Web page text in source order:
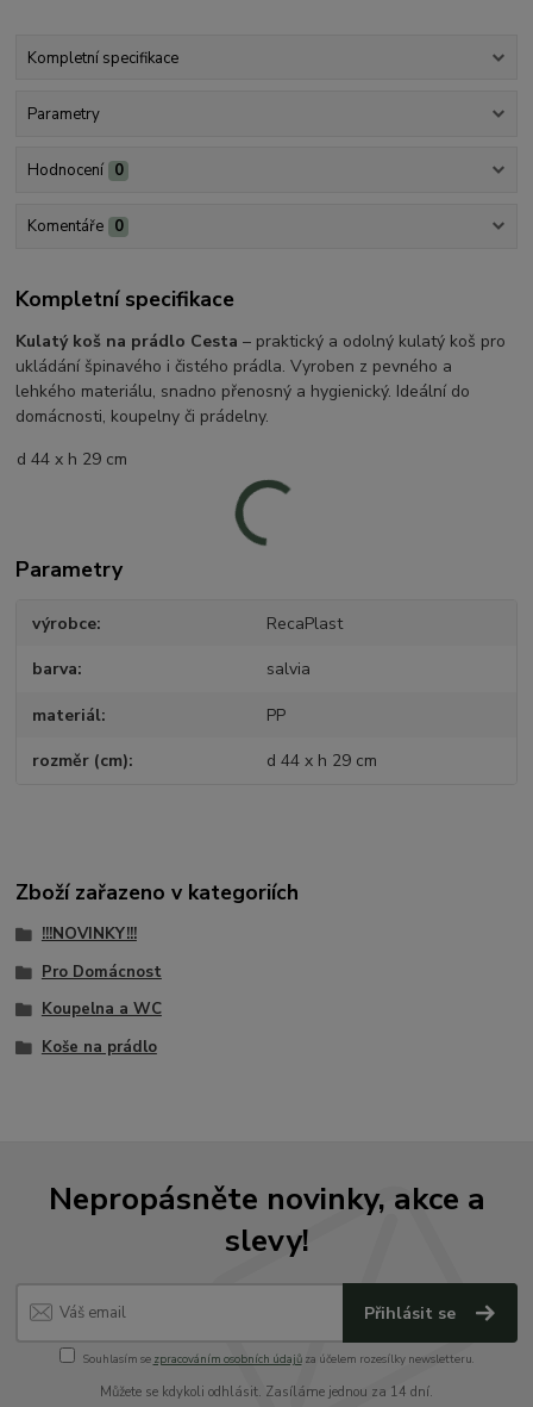
Kompletní specifikace
Parametry
Hodnocení 0
Komentáře 0
Kompletní specifikace
Kulatý koš na prádlo Cesta – praktický a odolný kulatý koš pro
ukládání špinavého i čistého prádla. Vyroben z pevného a
lehkého materiálu, snadno přenosný a hygienický. Ideální do
domácnosti, koupelny či prádelny.
d 44 x h 29 cm
Parametry
výrobce RecaPlast
barva salvia
materiál PP
rozměr (cm) d 44 x h 29 cm
Zboží zařazeno v kategoriích
!!!NOVINKY!!!
Pro Domácnost
Koupelna a WC
Koše na prádlo
Nepropásněte novinky, akce a
slevy!
Přihlásit se
Souhlasím se zpracováním osobních údajůza účelem rozesílky newsletteru.
Můžete se kdykoli odhlásit. Zasíláme jednou za 14 dní.